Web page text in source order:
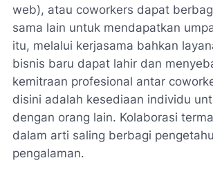
web), atau coworkers dapat
sama lain untuk mendapatkan
itu, melalui kerjasama bahkan
bisnis baru dapat lahir dan
kemitraan profesional antar
disini adalah kesediaan individu
dengan orang lain. Kolaborasi
dalam arti saling berbagi
pengalaman.